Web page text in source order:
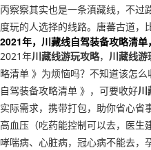
丙察察其实也是一条滇藏线，不过
度玩的人选择的线路。唐蕃古道，
2021年，川藏线自驾装备攻略清
2021年川藏线游玩攻略， 川藏线游
略清单 》为烦恼吗？不知道该怎
自驾装备攻略清单 》，可要收好川
实际需求，携带打包，助你省心省
高血压（吃药能控制可以去，医生
哮喘病、心脏病，冠心病不能去，